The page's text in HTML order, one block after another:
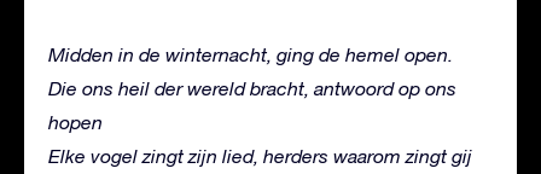
Midden in de winternacht, ging de hemel open.
Die ons heil der wereld bracht, antwoord op ons
hopen
Elke vogel zingt zijn lied, herders waarom zingt gij